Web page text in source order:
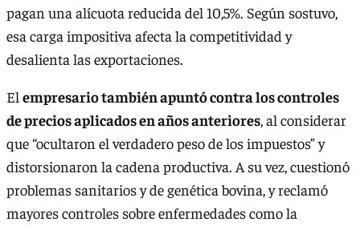
pagan una alícuota reducida del 10,5%. Según sostuvo,
esa carga impositiva afecta la competitividad y
desalienta las exportaciones.
El empresario también apuntó contra los controles
de precios aplicados en años anteriores, al considerar
que “ocultaron el verdadero peso de los impuestos” y
distorsionaron la cadena productiva. A su vez, cuestionó
problemas sanitarios y de genética bovina, y reclamó
mayores controles sobre enfermedades como la